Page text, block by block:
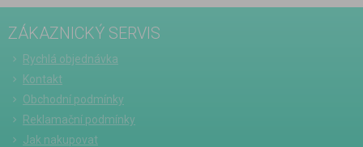
ZÁKAZNICKÝ SERVIS
Rychlá objednávka
Kontakt
Obchodní podmínky
Reklamační podmínky
Jak nakupovat